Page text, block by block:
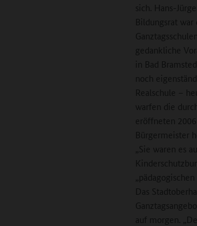
sich. Hans-
Bildungsrat
gedankliche
in Bad
noch
Realschule –
warfen die
eröffneten 2006
Bürgermeister
„Sie waren es
Das
auf morgen.